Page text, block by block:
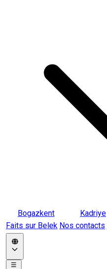
Bogazkent Kadriye
Faits sur Belek Nos contacts
☰